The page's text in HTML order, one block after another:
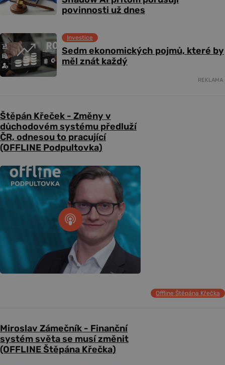
povinnosti už dnes
Sedm ekonomických pojmů, které by
měl znát každý
Investice
REKLAMA
Štěpán Křeček - Změny v
důchodovém systému předluží
ČR, odnesou to pracující
(OFFLINE Podpultovka)
Offline Štěpána Křečka
Miroslav Zámečník - Finanční
systém světa se musí změnit
(OFFLINE Štěpána Křečka)